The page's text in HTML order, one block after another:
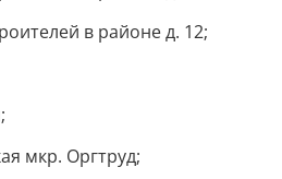
в районе д. 12;
мкр. Оргтруд;